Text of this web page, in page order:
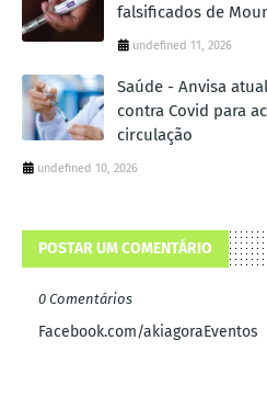
falsificados de
undefined 11, 2026
Saúde - Anvisa
contra Covid para
circulação
undefined 10, 2026
POSTAR UM COMENTÁRIO
0 Comentários
Facebook.com/akiagoraEventos